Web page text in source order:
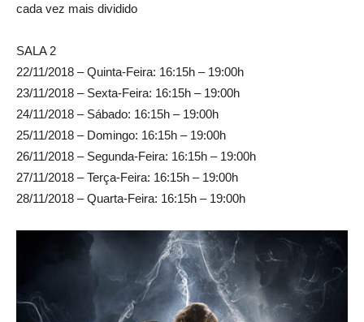
cada vez mais dividido
SALA 2
22/11/2018 – Quinta-Feira: 16:15h – 19:00h
23/11/2018 – Sexta-Feira: 16:15h – 19:00h
24/11/2018 – Sábado: 16:15h – 19:00h
25/11/2018 – Domingo: 16:15h – 19:00h
26/11/2018 – Segunda-Feira: 16:15h – 19:00h
27/11/2018 – Terça-Feira: 16:15h – 19:00h
28/11/2018 – Quarta-Feira: 16:15h – 19:00h